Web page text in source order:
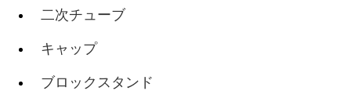
二次チューブ
キャップ
ブロックスタンド